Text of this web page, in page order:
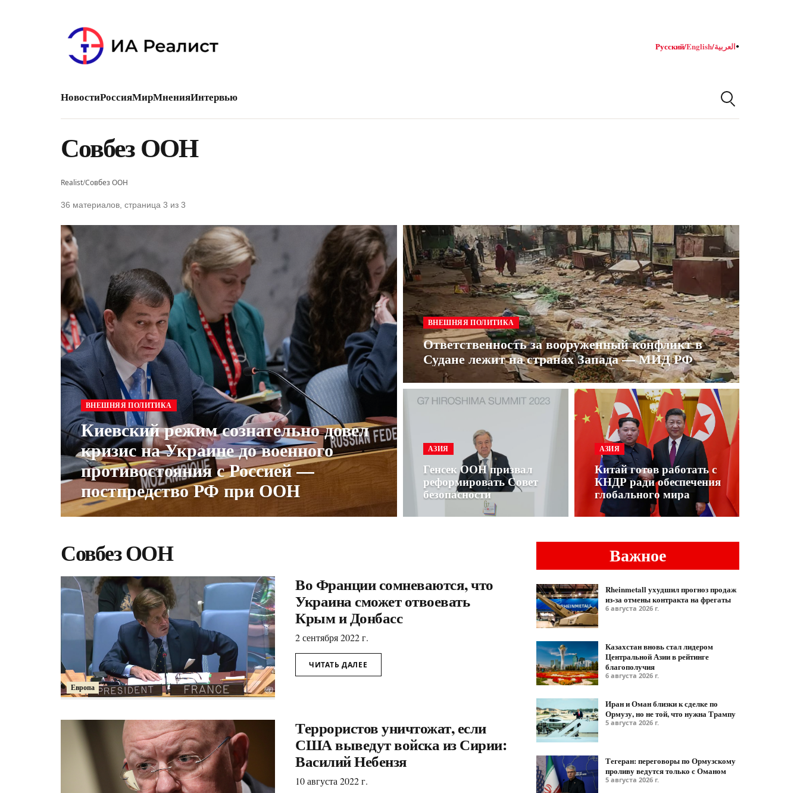
Русский/English/العربية●
НовостиРоссияМирМненияИнтервью
Совбез ООН
Realist/Совбез ООН
36 материалов, страница 3 из 3
ВНЕШНЯЯ ПОЛИТИКА
Киевский режим сознательно довел
кризис на Украине до военного
противостояния с Россией —
постпредство РФ при ООН
ВНЕШНЯЯ ПОЛИТИКА
Ответственность за вооруженный конфликт в
Судане лежит на странах Запада — МИД РФ
АЗИЯ
Генсек ООН призвал
реформировать Совет
безопасности
АЗИЯ
Китай готов работать с
КНДР ради обеспечения
глобального мира
Совбез ООН
Европа
Во Франции сомневаются, что
Украина сможет отвоевать
Крым и Донбасс
2 сентября 2022 г.
ЧИТАТЬ ДАЛЕЕ
Террористов уничтожат, если
США выведут войска из Сирии:
Василий Небензя
10 августа 2022 г.
Важное
Rheinmetall ухудшил прогноз продаж
из-за отмены контракта на фрегаты
6 августа 2026 г.
Казахстан вновь стал лидером
Центральной Азии в рейтинге
благополучия
6 августа 2026 г.
Иран и Оман близки к сделке по
Ормузу, но не той, что нужна Трампу
5 августа 2026 г.
Тегеран: переговоры по Ормузскому
проливу ведутся только с Оманом
5 августа 2026 г.